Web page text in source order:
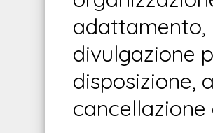
adattamento,
divulgazione
disposizione,